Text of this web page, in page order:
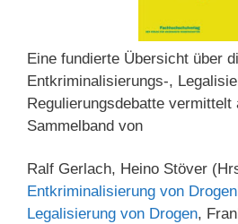
Eine fundierte Übersicht über
Entkriminalisierungs-,
Regulierungsdebatte vermittelt
Sammelband von
Ralf Gerlach, Heino Stöver
Entkriminalisierung von
Legalisierung von Drogen,